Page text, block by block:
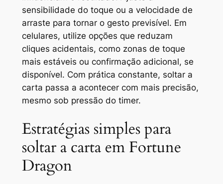
sensibilidade do toque ou a velocidade de
arraste para tornar o gesto previsível. Em
celulares, utilize opções que reduzam
cliques acidentais, como zonas de toque
mais estáveis ou confirmação adicional, se
disponível. Com prática constante, soltar a
carta passa a acontecer com mais precisão,
mesmo sob pressão do timer.
Estratégias simples para
soltar a carta em Fortune
Dragon